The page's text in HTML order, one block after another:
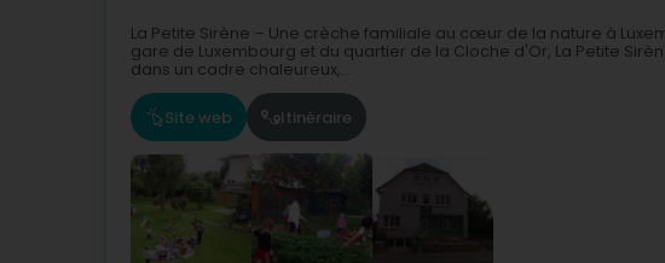
La Petite Sirène – Une crèche familiale au cœur de la nature à
gare de Luxembourg et du quartier de la Cloche d'Or, La Petite
dans un cadre chaleureux,...
Site web Itinéraire